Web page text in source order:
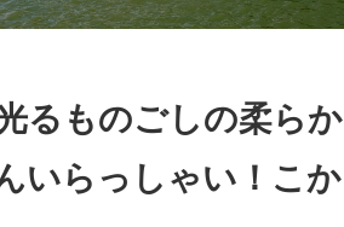
るものごしの柔らか
いらっしゃい！こか